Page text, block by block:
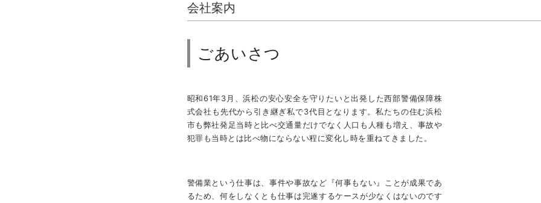
会社案内
ごあいさつ
昭和61年3 月、浜松の安心安全を守りたいと出発した西部警備保障株
式会社も先代から引き継ぎ私で3代目となります。私たちの住む浜松
市も弊社発足当時と比べ交通量だけでなく人口も人種も増え、事故や
犯罪も当時とは比べ物にならない程に変化し時を重ねてきました。
警備業という仕事は、事件や事故など『何事もない』ことが成果であ
るため、何をしなくとも仕事は完遂するケースが少なくはないのです